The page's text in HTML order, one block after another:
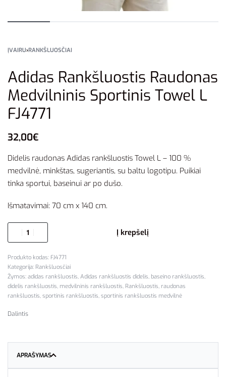
ĮVAIRU›RANKŠLUOSČIAI
Adidas Rankšluostis Raudonas
Medvilninis Sportinis Towel L
FJ4771
32,00€
Didelis raudonas Adidas rankšluostis Towel L – 100 %
medvilnė, minkštas, sugeriantis, su baltu logotipu. Puikiai
tinka sportui, baseinui ar po dušo.
Išmatavimai: 70 cm x 140 cm.
Į krepšelį
FJ4771
Kategorija: Rankšluosčiai
Žymos: adidas rankšluostis, Adidas rankšluostis didelis, baseino rankšluostis,
didelis rankšluostis, medvilninis rankšluostis, Rankšluostis, raudonas
rankšluostis, sportinis rankšluostis, sportinis rankšluostis medvilnė
Dalintis
APRAŠYMAS